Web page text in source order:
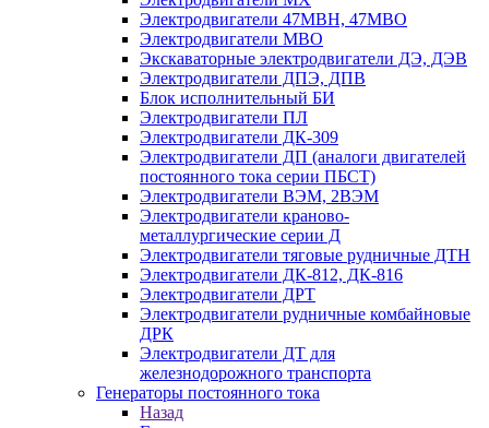
Электродвигатели 47MBH, 47МВО
Электродвигатели MBO
Экскаваторные электродвигатели ДЭ, ДЭВ
Электродвигатели ДПЭ, ДПВ
Блок исполнительный БИ
Электродвигатели ПЛ
Электродвигатели ДК-309
Электродвигатели ДП (аналоги двигателей
постоянного тока серии ПБСТ)
Электродвигатели ВЭМ, 2ВЭМ
Электродвигатели краново-
металлургические серии Д
Электродвигатели тяговые рудничные ДТН
Электродвигатели ДК-812, ДК-816
Электродвигатели ДРТ
Электродвигатели рудничные комбайновые
ДРК
Электродвигатели ДТ для
железнодорожного транспорта
Генераторы постоянного тока
Назад